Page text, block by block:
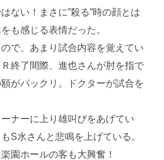
ない！まさに”殺る”時の顔とは
も感じる表情だった。
で、あまり試合内容を覚えてい
終了間際、進也さんが肘を指で
がパックリ。ドクターが試合を
ナーに上り雄叫びをあげてい
S水さんと悲鳴を上げている。
園ホールの客も大興奮！